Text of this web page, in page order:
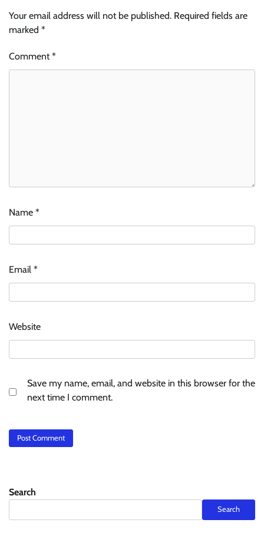
Your email address will not be published. Required fields are
marked *
Comment*
Name *
Email *
Website
Save my name, email, and website in this browser for the
next time I comment.
Search
Search